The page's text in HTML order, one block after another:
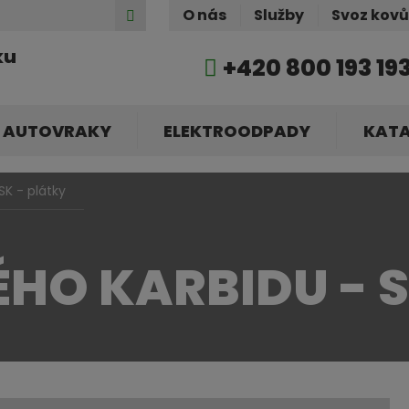
+420 800 193
Hledat O nás Služby Svoz kovů
AUTOVRAKY ELEKTROODPADY
SK - plátky
KARBIDU -